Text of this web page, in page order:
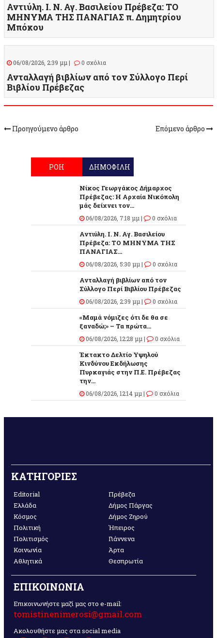
Αντιύλη. Ι. Ν. Αγ. Βασιλείου Πρέβεζα: ΤΟ
ΜΗΝΥΜΑ ΤΗΣ ΠΑΝΑΓΙΑΣ π. Δημητρίου
Μπόκου
06/08/2026, 2:39 μμ | 0 σχόλια
Ανταλλαγή βιβλίων από τον Σύλλογο Περί
Βιβλίου Πρέβεζας
Προηγούμενο άρθρο Επόμενο άρθρο
ΡΟΗ ΔΗΜΟΦΙΛΗ
Νίκος Γεωργάκος Δήμαρχος
Πρέβεζας: Η Αρχαία Νικόπολη
μάς δείχνει τον...
06/08/2026, 7:18 μμ | 0 σχόλια
Αντιύλη. Ι. Ν. Αγ. Βασιλείου
Πρέβεζα: ΤΟ ΜΗΝΥΜΑ ΤΗΣ
ΠΑΝΑΓΙΑΣ...
06/08/2026, 5:30 μμ | 0 σχόλια
Ανταλλαγή βιβλίων από τον
Σύλλογο Περί Βιβλίου Πρέβεζας
06/08/2026, 2:39 μμ | 0 σχόλια
«Μαμά νόμιζες ότι δε θα σε
ξαναδώ;» – Τα πρώτα...
06/08/2026, 12:28 μμ | 0 σχόλια
Έκτακτο Δελτίο Υψηλού
Κινδύνου Εκδήλωσης
Πυρκαγιάς στην Π.Ε. Πρέβεζας
την...
06/08/2026, 12:14 μμ | 0 σχόλια
ΚΑΤΗΓΟΡΙΕΣ
Editorial
Ελλάδα
Κόσμος
Πολιτική
Πολιτισμός
Κοινωνία
Αθλητικά
Πρέβεζα
Δήμος Πάργας
Δήμος Ζηρού
Ήπειρος
Γιάννενα
Άρτα
Θεσπρωτία
ΕΠΙΚΟΙΝΩΝΙΑ
Επικοινωνήστε μαζί μας στο e-mail:
tomistinenimerosi@gmail.com
Ακολουθήστε μας στα social media